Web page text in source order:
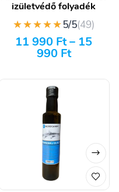
izületvédő folyadék
★★★★★5/5(49)
11 990 Ft– 15
990 Ft